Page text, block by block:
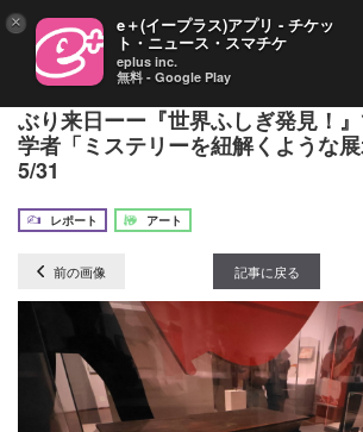
『特別展 古代エジプト』最古の巨
ぶり来日ーー『世界ふしぎ発見！
学者「ミステリーを紐解くような
5/31
レポート
アート
前の画像 記事に戻る
× e＋(イープラス)アプリ - チケッ
ト・ニュース・スマチケ
eplus inc.
無料 - Google Play